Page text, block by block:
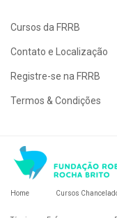
Cursos da FRRB
Contato e Localização
Registre-se na FRRB
Termos & Condições
Home Cursos